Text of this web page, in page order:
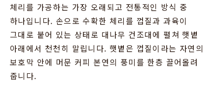
품절된 랏 1개 보기
체리를 가공하는 가장 오래되고 전통적인 방식 중
하나입니다. 손으로 수확한 체리를 껍질과 과육이
그대로 붙어 있는 상태로 대나무 건조대에 펼쳐 햇볕
아래에서 천천히 말립니다. 햇볕은 껍질이라는 자연의
보호막 안에 머문 커피 본연의 풍미를 한층 끌어올려
줍니다.